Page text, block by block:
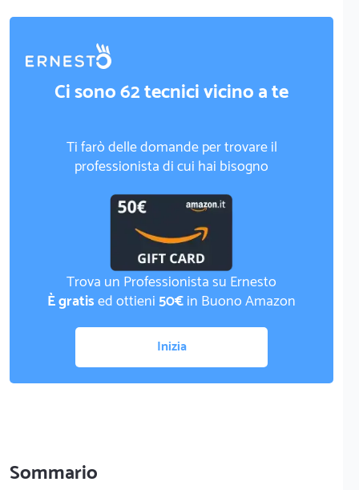
Ci sono 62 tecnici vicino a te
Ti farò delle domande per trovare il
professionista di cui hai bisogno
Trova un Professionista su Ernesto
È gratised ottieni50€in Buono Amazon
Inizia
Sommario